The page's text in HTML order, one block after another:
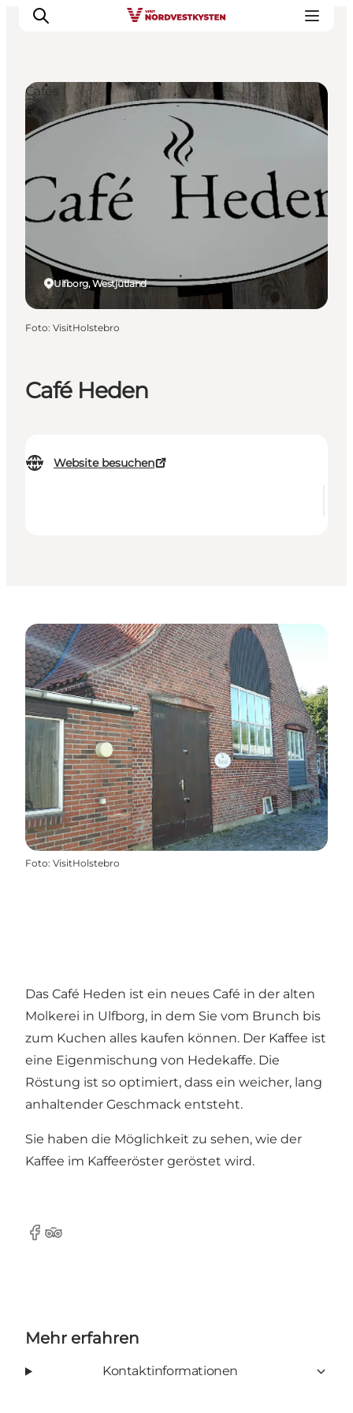
Urlaubsorte
Events
Unterkunft
Mach deine Urlaubsplanung
Café Heden
Website besuchen
Ulfborg, Westjütland
Cafés
Foto: VisitHolstebro
Foto: VisitHolstebro
Das Café Heden ist ein neues Café in der alten
Molkerei in Ulfborg, in dem Sie vom Brunch bis
zum Kuchen alles kaufen können. Der Kaffee ist
eine Eigenmischung von Hedekaffe. Die
Röstung ist so optimiert, dass ein weicher, lang
anhaltender Geschmack entsteht.
Sie haben die Möglichkeit zu sehen, wie der
Kaffee im Kaffeeröster geröstet wird.
Facebook
TripAdvisor
Mehr erfahren
Kontaktinformationen